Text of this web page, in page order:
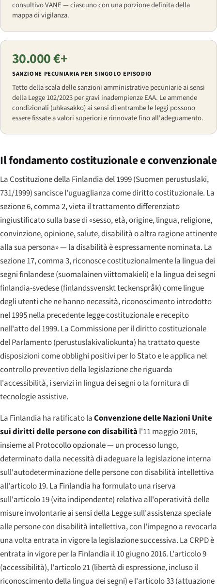
consultivo VANE — ciascuno con una porzione definita della
mappa di vigilanza.
30.000 €+
SANZIONE PECUNIARIA PER SINGOLO EPISODIO
Tetto della scala delle sanzioni amministrative pecuniarie ai sensi
della Legge 102/2023 per gravi inadempienze EAA. Le ammende
condizionali (uhkasakko) ai sensi di entrambe le leggi possono
essere fissate a valori superiori e rinnovate fino all'adeguamento.
Il fondamento costituzionale e convenzionale
La Costituzione della Finlandia del 1999 (Suomen perustuslaki,
731/1999) sancisce l'uguaglianza come diritto costituzionale. La
sezione 6, comma 2, vieta il trattamento differenziato
ingiustificato sulla base di «sesso, età, origine, lingua, religione,
convinzione, opinione, salute, disabilità o altra ragione attinente
alla sua persona» — la disabilità è espressamente nominata. La
sezione 17, comma 3, riconosce costituzionalmente la lingua dei
segni finlandese (suomalainen viittomakieli) e la lingua dei segni
finlandia-svedese (finlandssvenskt teckenspråk) come lingue
degli utenti che ne hanno necessità, riconoscimento introdotto
nel 1995 nella precedente legge costituzionale e recepito
nell'atto del 1999. La Commissione per il diritto costituzionale
del Parlamento (perustuslakivaliokunta) ha trattato queste
disposizioni come obblighi positivi per lo Stato e le applica nel
controllo preventivo della legislazione che riguarda
l'accessibilità, i servizi in lingua dei segni o la fornitura di
tecnologie assistive.
La Finlandia ha ratificato laConvenzione delle Nazioni Unite
sui diritti delle persone con disabilità l'11 maggio 2016,
insieme al Protocollo opzionale — un processo lungo,
determinato dalla necessità di adeguare la legislazione interna
sull'autodeterminazione delle persone con disabilità intellettiva
all'articolo 19. La Finlandia ha formulato una riserva
sull'articolo 19 (vita indipendente) relativa all'operatività delle
misure involontarie ai sensi della Legge sull'assistenza speciale
alle persone con disabilità intellettiva, con l'impegno a revocarla
una volta entrata in vigore la legislazione successiva. La CRPD è
entrata in vigore per la Finlandia il 10 giugno 2016. L'articolo 9
(accessibilità), l'articolo 21 (libertà di espressione, incluso il
riconoscimento della lingua dei segni) e l'articolo 33 (attuazione